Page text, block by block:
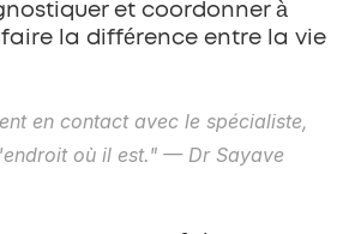
et coordonner à
la différence entre la vie
en contact avec le spécialiste,
où il est." — Dr Sayave